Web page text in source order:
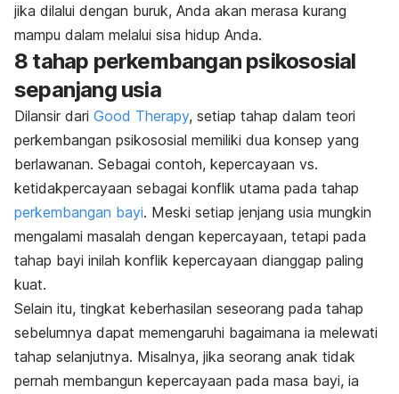
jika dilalui dengan buruk, Anda akan merasa kurang
mampu dalam melalui sisa hidup Anda.
8 tahap perkembangan psikososial
sepanjang usia
Dilansir dari Good Therapy, setiap tahap dalam teori
perkembangan psikososial memiliki dua konsep yang
berlawanan. Sebagai contoh, kepercayaan vs.
ketidakpercayaan sebagai konflik utama pada tahap
perkembangan bayi. Meski setiap jenjang usia mungkin
mengalami masalah dengan kepercayaan, tetapi pada
tahap bayi inilah konflik kepercayaan dianggap paling
kuat.
Selain itu, tingkat keberhasilan seseorang pada tahap
sebelumnya dapat memengaruhi bagaimana ia melewati
tahap selanjutnya. Misalnya, jika seorang anak tidak
pernah membangun kepercayaan pada masa bayi, ia